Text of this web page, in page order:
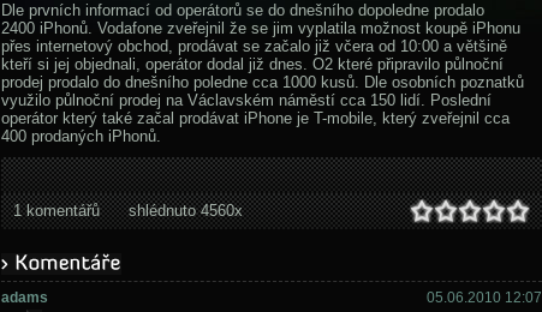
Dle prvních informací od operátorů se do dnešního dopoledne prodalo
2400 iPhonů. Vodafone zveřejnil že se jim vyplatila možnost koupě iPhonu
přes internetový obchod, prodávat se začalo již včera od 10:00 a většině
kteří si jej objednali, operátor dodal již dnes. O2 které připravilo půlnoční
prodej prodalo do dnešního poledne cca 1000 kusů. Dle osobních poznatků
využilo půlnoční prodej na Václavském náměstí cca 150 lidí. Poslední
operátor který také začal prodávat iPhone je T-mobile, který zveřejnil cca
400 prodaných iPhonů.
1 komentářů shlédnuto 4560x
adams 05.06.2010 12:07